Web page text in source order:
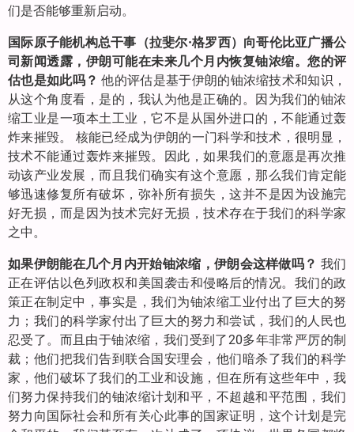
们是否能够重新启动。
国际原子能机构总干事（拉斐尔·格罗西）向哥伦比亚广播公
司新闻透露，伊朗可能在未来几个月内恢复铀浓缩。您的评
估也是如此吗？ 他的评估是基于伊朗的铀浓缩技术和知识，
从这个角度看，是的，我认为他是正确的。因为我们的铀浓
缩工业是一项本土工业，它不是从国外进口的，不能通过轰
炸来摧毁。 核能已经成为伊朗的一门科学和技术，很明显，
技术不能通过轰炸来摧毁。因此，如果我们的意愿是再次推
动该产业发展，而且我们确实有这个意愿，那么我们肯定能
够迅速修复所有破坏，弥补所有损失，这并不是因为设施完
好无损，而是因为技术完好无损，技术存在于我们的科学家
之中。
如果伊朗能在几个月内开始铀浓缩，伊朗会这样做吗？ 我们
正在评估以色列政权和美国袭击和侵略后的情况。我们的政
策正在制定中，事实是，我们为铀浓缩工业付出了巨大的努
力；我们的科学家付出了巨大的努力和尝试，我们的人民也
忍受了。而且由于铀浓缩，我们受到了20多年非常严厉的制
裁；他们把我们告到联合国安理会，他们暗杀了我们的科学
家，他们破坏了我们的工业和设施，但在所有这些年中，我
们努力保持我们的铀浓缩计划和平，不超越和平范围，我们
努力向国际社会和所有关心此事的国家证明，这个计划是完